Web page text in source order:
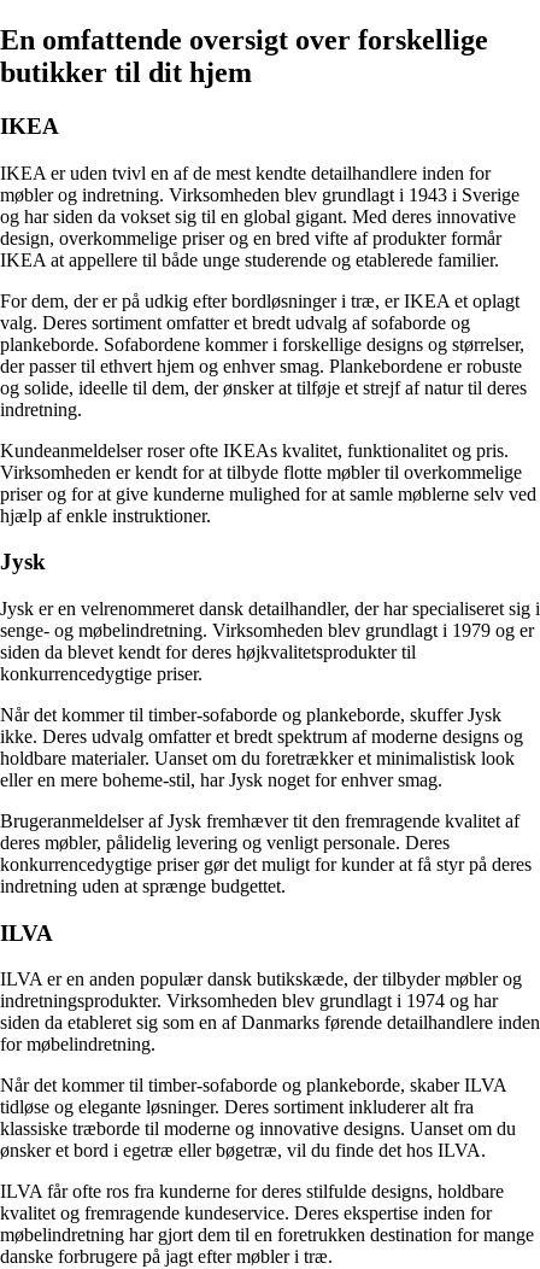
En omfattende oversigt over forskellige
butikker til dit hjem
IKEA
IKEA er uden tvivl en af de mest kendte detailhandlere inden for
møbler og indretning. Virksomheden blev grundlagt i 1943 i Sverige
og har siden da vokset sig til en global gigant. Med deres innovative
design, overkommelige priser og en bred vifte af produkter formår
IKEA at appellere til både unge studerende og etablerede familier.
For dem, der er på udkig efter bordløsninger i træ, er IKEA et oplagt
valg. Deres sortiment omfatter et bredt udvalg af sofaborde og
plankeborde. Sofabordene kommer i forskellige designs og størrelser,
der passer til ethvert hjem og enhver smag. Plankebordene er robuste
og solide, ideelle til dem, der ønsker at tilføje et strejf af natur til deres
indretning.
Kundeanmeldelser roser ofte IKEAs kvalitet, funktionalitet og pris.
Virksomheden er kendt for at tilbyde flotte møbler til overkommelige
priser og for at give kunderne mulighed for at samle møblerne selv ved
hjælp af enkle instruktioner.
Jysk
Jysk er en velrenommeret dansk detailhandler, der har specialiseret sig i
senge- og møbelindretning. Virksomheden blev grundlagt i 1979 og er
siden da blevet kendt for deres højkvalitetsprodukter til
konkurrencedygtige priser.
Når det kommer til timber-sofaborde og plankeborde, skuffer Jysk
ikke. Deres udvalg omfatter et bredt spektrum af moderne designs og
holdbare materialer. Uanset om du foretrækker et minimalistisk look
eller en mere boheme-stil, har Jysk noget for enhver smag.
Brugeranmeldelser af Jysk fremhæver tit den fremragende kvalitet af
deres møbler, pålidelig levering og venligt personale. Deres
konkurrencedygtige priser gør det muligt for kunder at få styr på deres
indretning uden at sprænge budgettet.
ILVA
ILVA er en anden populær dansk butikskæde, der tilbyder møbler og
indretningsprodukter. Virksomheden blev grundlagt i 1974 og har
siden da etableret sig som en af Danmarks førende detailhandlere inden
for møbelindretning.
Når det kommer til timber-sofaborde og plankeborde, skaber ILVA
tidløse og elegante løsninger. Deres sortiment inkluderer alt fra
klassiske træborde til moderne og innovative designs. Uanset om du
ønsker et bord i egetræ eller bøgetræ, vil du finde det hos ILVA.
ILVA får ofte ros fra kunderne for deres stilfulde designs, holdbare
kvalitet og fremragende kundeservice. Deres ekspertise inden for
møbelindretning har gjort dem til en foretrukken destination for mange
danske forbrugere på jagt efter møbler i træ.